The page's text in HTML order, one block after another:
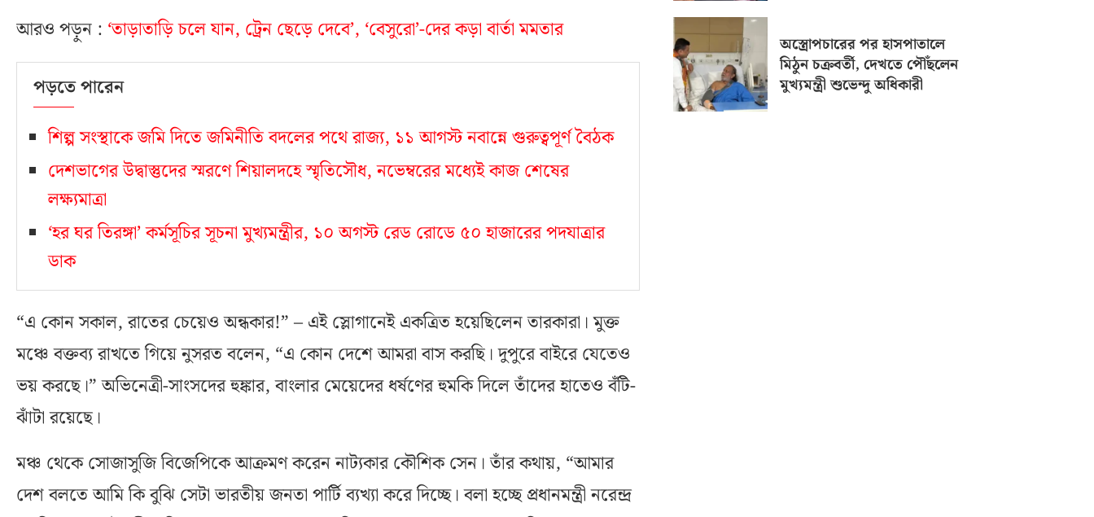
আরও পড়ুন : ‘তাড়াতাড়ি চলে যান, ট্রেন ছেড়ে দেবে’, ‘বেসুরো’-দের কড়া বার্তা মমতার
পড়তে পারেন
শিল্প সংস্থাকে জমি দিতে জমিনীতি বদলের পথে রাজ্য, ১১ আগস্ট নবান্নে গুরুত্বপূর্ণ বৈঠক
দেশভাগের উদ্বাস্তুদের স্মরণে শিয়ালদহে স্মৃতিসৌধ, নভেম্বরের মধ্যেই কাজ শেষের
লক্ষ্যমাত্রা
‘হর ঘর তিরঙ্গা’ কর্মসূচির সূচনা মুখ্যমন্ত্রীর, ১০ অগস্ট রেড রোডে ৫০ হাজারের পদযাত্রার
ডাক
“এ কোন সকাল, রাতের চেয়েও অন্ধকার!” – এই স্লোগানেই একত্রিত হয়েছিলেন তারকারা। মুক্ত
মঞ্চে বক্তব্য রাখতে গিয়ে নুসরত বলেন, “এ কোন দেশে আমরা বাস করছি। দুপুরে বাইরে যেতেও
ভয় করছে।” অভিনেত্রী-সাংসদের হুঙ্কার, বাংলার মেয়েদের ধর্ষণের হুমকি দিলে তাঁদের হাতেও বঁটি-
ঝাঁটা রয়েছে।
মঞ্চ থেকে সোজাসুজি বিজেপিকে আক্রমণ করেন নাট্যকার কৌশিক সেন। তাঁর কথায়, “আমার
দেশ বলতে আমি কি বুঝি সেটা ভারতীয় জনতা পার্টি ব্যখ্যা করে দিচ্ছে। বলা হচ্ছে প্রধানমন্ত্রী নরেন্দ্র
অস্ত্রোপচারের পর হাসপাতালে
মিঠুন চক্রবর্তী, দেখতে পৌঁছলেন
মুখ্যমন্ত্রী শুভেন্দু অধিকারী